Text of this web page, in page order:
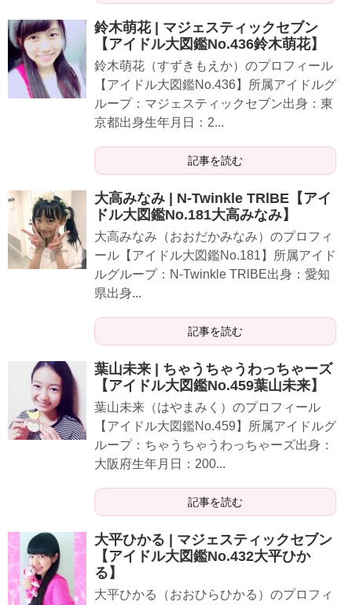
鈴木萌花 | マジェスティックセブン
【アイドル大図鑑No.436鈴木萌花】
鈴木萌花（すずきもえか）のプロフィール
【アイドル大図鑑No.436】所属アイドルグ
ループ：マジェスティックセブン出身：東
京都出身生年月日：2...
記事を読む
大高みなみ | N-Twinkle TRlBE【アイ
ドル大図鑑No.181大高みなみ】
大高みなみ（おおだかみなみ）のプロフィ
ール【アイドル大図鑑No.181】所属アイド
ルグループ：N-Twinkle TRlBE出身：愛知
県出身...
記事を読む
葉山未来 | ちゃうちゃうわっちゃーズ
【アイドル大図鑑No.459葉山未来】
葉山未来（はやまみく）のプロフィール
【アイドル大図鑑No.459】所属アイドルグ
ループ：ちゃうちゃうわっちゃーズ出身：
大阪府生年月日：200...
記事を読む
大平ひかる | マジェスティックセブン
【アイドル大図鑑No.432大平ひか
る】
大平ひかる（おおひらひかる）のプロフィ